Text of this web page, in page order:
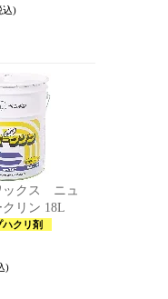
込)
ックス ニュ
リン 18L
クリ剤
)